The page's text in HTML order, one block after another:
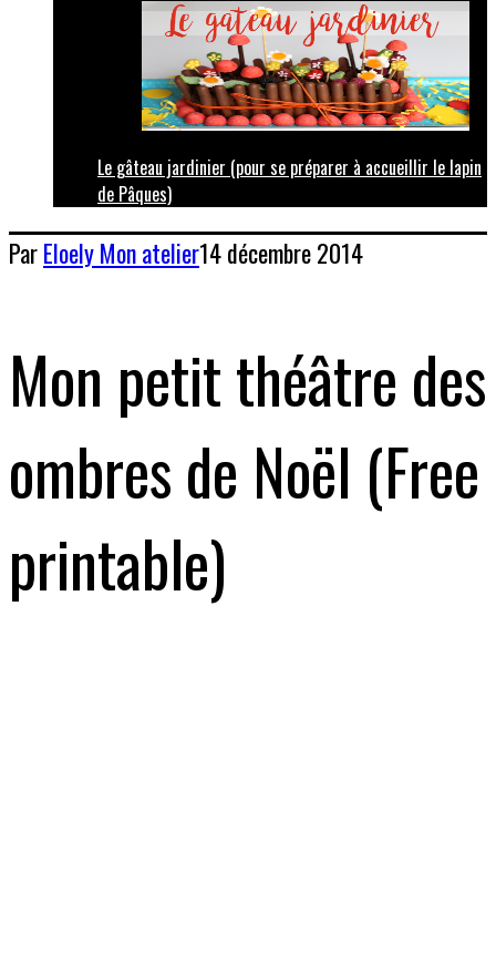
Le gâteau jardinier (pour se préparer à accueillir le lapin
de Pâques)
ParEloelyMon atelier14 décembre 2014
Mon petit théâtre des
ombres de Noël (Free
printable)